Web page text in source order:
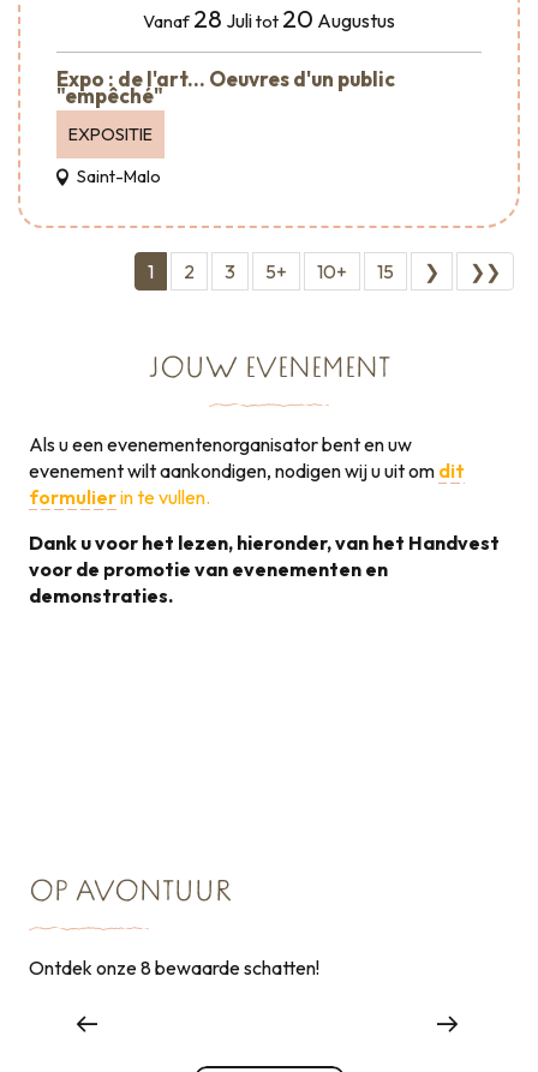
Vanaf 28 Julitot 20 Augustus
Expo : de l'art... Oeuvres d'un public
"empêché"
EXPOSITIE
Saint-Malo
1 2 3 5+ 10+ 15 ❯ ❯❯
JOUW EVENEMENT
Als u een evenementenorganisator bent en uw
evenement wilt aankondigen, nodigen wij u uit om dit
formulierin te vullen.
Dank u voor het lezen, hieronder, van het Handvest
voor de promotie van evenementen en
demonstraties.
OP AVONTUUR
Ontdek onze 8 bewaarde schatten!